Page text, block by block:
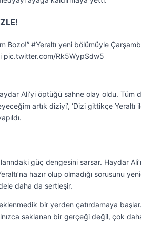
Bozo!” #Yeraltı yeni bölümüyle
pic.twitter.com/Rk5WypSdw5
Ali’yi öptüğü sahne olay oldu. Tüm
artık diziyi’, ‘Dizi gittikçe
güç dengesini sarsar. Haydar
hazır olup olmadığı sorusunu
daha da sertleşir.
bir yerden çatırdamaya
saklanan bir gerçeği değil, çok